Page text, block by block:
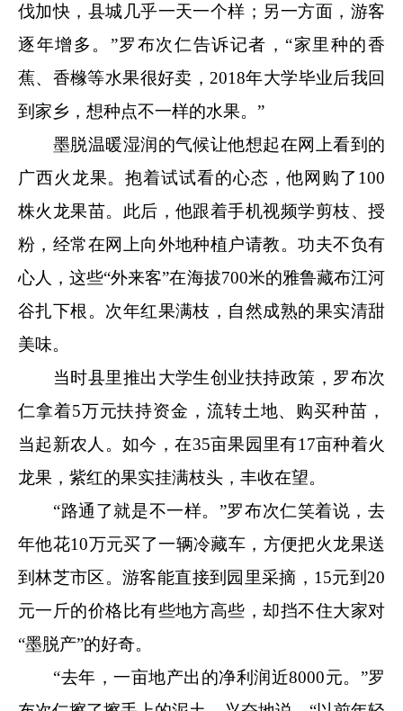
伐加快，县城几乎一天一个样；另一方面，游客
逐年增多。”罗布次仁告诉记者，“家里种的香
蕉、香橼等水果很好卖，2018年大学毕业后我回
到家乡，想种点不一样的水果。”
墨脱温暖湿润的气候让他想起在网上看到的
广西火龙果。抱着试试看的心态，他网购了100
株火龙果苗。此后，他跟着手机视频学剪枝、授
粉，经常在网上向外地种植户请教。功夫不负有
心人，这些“外来客”在海拔700米的雅鲁藏布江河
谷扎下根。次年红果满枝，自然成熟的果实清甜
美味。
当时县里推出大学生创业扶持政策，罗布次
仁拿着5万元扶持资金，流转土地、购买种苗，
当起新农人。如今，在35亩果园里有17亩种着火
龙果，紫红的果实挂满枝头，丰收在望。
“路通了就是不一样。”罗布次仁笑着说，去
年他花10万元买了一辆冷藏车，方便把火龙果送
到林芝市区。游客能直接到园里采摘，15元到20
元一斤的价格比有些地方高些，却挡不住大家对
“墨脱产”的好奇。
“去年，一亩地产出的净利润近8000元。”罗